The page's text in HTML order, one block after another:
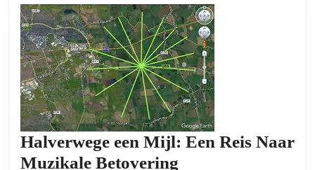
Halverwege een Mijl: Een Reis Naar
Muzikale Betovering